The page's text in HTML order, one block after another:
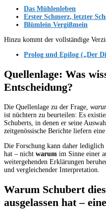
Das Mühlenleben
Erster Schmerz, letzter
Blümlein Vergißmein
Hinzu kommt der vollständige
Prolog und Epilog („Der
Quellenlage: Was
Entscheidung?
Die Quellenlage zu der Frage,
ist nüchtern zu beurteilen: Es
Schuberts, in denen er seine
zeitgenössische Berichte liefern
Die Forschung kann daher lediglich
hat – nicht warum im Sinne einer
weitergehenden Erklärungen
und vergleichender Interpretation.
Warum Schubert
ausgelassen hat –